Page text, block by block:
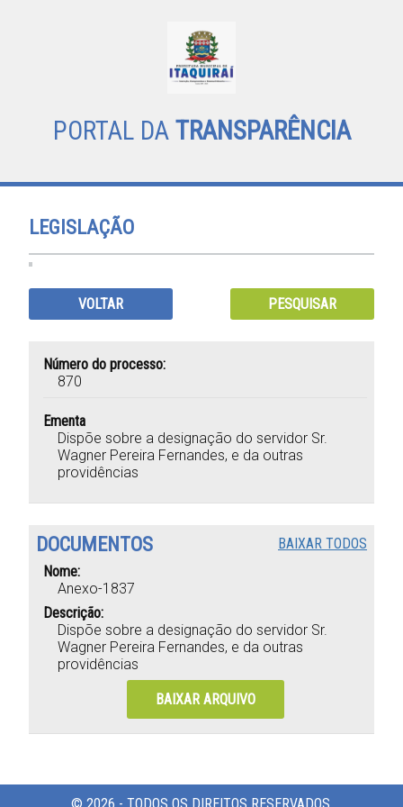
PORTAL DA TRANSPARÊNCIA
LEGISLAÇÃO
VOLTAR PESQUISAR
Número do processo:
870
Ementa
Dispõe sobre a designação do servidor Sr.
Wagner Pereira Fernandes, e da outras
providências
DOCUMENTOS
BAIXAR TODOS
Nome:
Anexo-1837
Descrição:
Dispõe sobre a designação do servidor Sr.
Wagner Pereira Fernandes, e da outras
providências
BAIXAR ARQUIVO